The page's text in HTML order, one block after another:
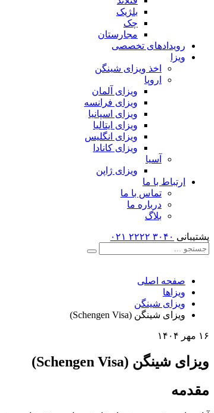
بلژیک
چک
مجارستان
رویدادهای تخصصی
ویزا
اخذ ویزای شینگن
اروپا
ویزای آلمان
ویزای فرانسه
ویزای اسپانیا
ویزای ایتالیا
ویزای انگلیس
ویزای کانادا
آسیا
ویزای ژاپن
ارتباط با ما
تماس با ما
درباره ما
بلاگ
پشتیبانی ۳۰۴۰ ۲۲۲۲ ۰۲۱
صفحه اصلی
ویزاها
ویزای شینگن
ویزای شینگن (Schengen Visa)
۱۶ مهر ۱۴۰۴
ویزای شینگن (Schengen Visa)
مقدمه